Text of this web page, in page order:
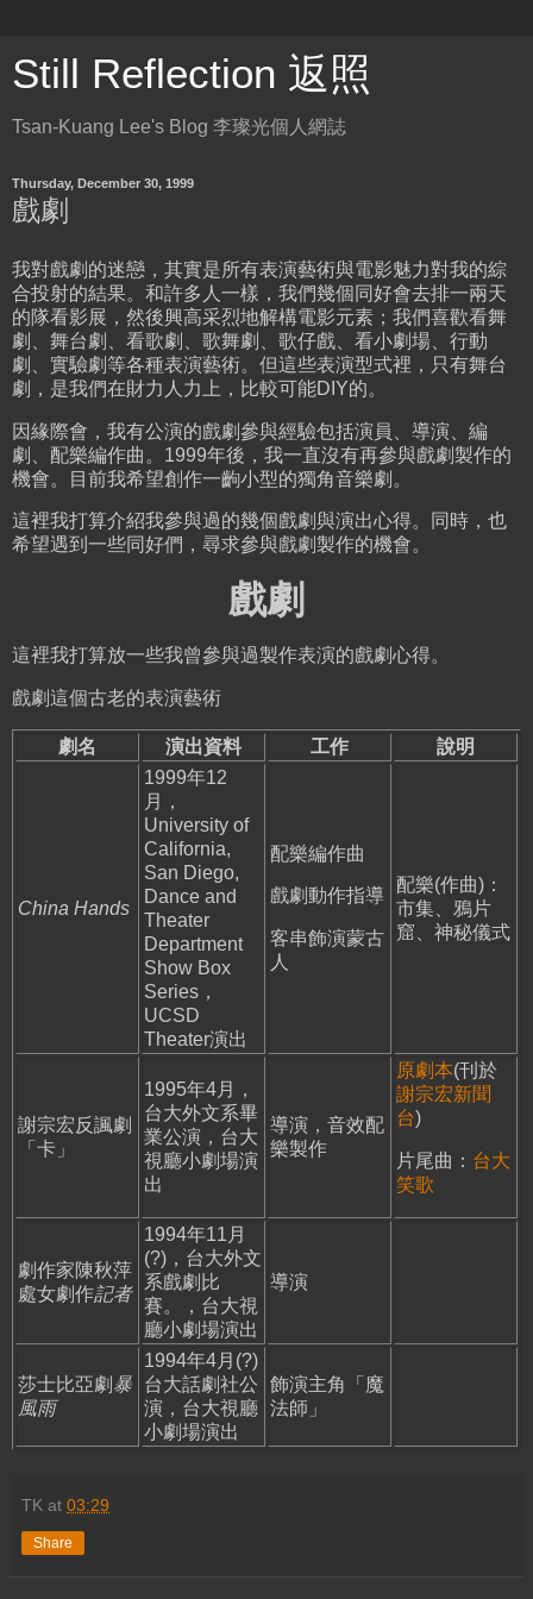
Still Reflection 返照
Tsan-Kuang Lee's Blog 李璨光個人網誌
Thursday, December 30, 1999
戲劇
我對戲劇的迷戀，其實是所有表演藝術與電影魅力對我的綜
合投射的結果。和許多人一樣，我們幾個同好會去排一兩天
的隊看影展，然後興高采烈地解構電影元素；我們喜歡看舞
劇、舞台劇、看歌劇、歌舞劇、歌仔戲、看小劇場、行動
劇、實驗劇等各種表演藝術。但這些表演型式裡，只有舞台
劇，是我們在財力人力上，比較可能DIY的。
因緣際會，我有公演的戲劇參與經驗包括演員、導演、編
劇、配樂編作曲。1999年後，我一直沒有再參與戲劇製作的
機會。目前我希望創作一齣小型的獨角音樂劇。
這裡我打算介紹我參與過的幾個戲劇與演出心得。同時，也
希望遇到一些同好們，尋求參與戲劇製作的機會。
戲劇
這裡我打算放一些我曾參與過製作表演的戲劇心得。
戲劇這個古老的表演藝術
劇名 演出資料 工作 說明
China Hands
1999年12
月，
University of
California,
San Diego,
Dance and
Theater
Department
Show Box
Series，
UCSD
Theater演出
配樂編作曲
戲劇動作指導
客串飾演蒙古
人
配樂(作曲)：
市集、鴉片
窟、神秘儀式
謝宗宏反諷劇
「卡」
1995年4月，
台大外文系畢
業公演，台大
視廳小劇場演
出
導演，音效配
樂製作
原劇本(刊於
謝宗宏新聞
台)
片尾曲： 台大
笑歌
劇作家陳秋萍
處女劇作記者
1994年11月
(?)，台大外文
系戲劇比
賽。，台大視
廳小劇場演出
導演
莎士比亞劇 暴
風雨
1994年4月(?)
台大話劇社公
演，台大視廳
小劇場演出
飾演主角「魔
法師」
TK at 03:29
Share